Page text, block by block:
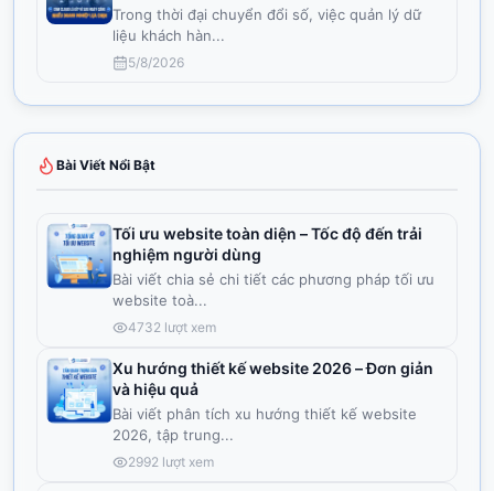
Trong thời đại chuyển đổi số, việc quản lý dữ
liệu khách hàn...
5/8/2026
Bài Viết Nổi Bật
Tối ưu website toàn diện – Tốc độ đến trải
nghiệm người dùng
Bài viết chia sẻ chi tiết các phương pháp tối ưu
website toà...
4732 lượt xem
Xu hướng thiết kế website 2026 – Đơn giản
và hiệu quả
Bài viết phân tích xu hướng thiết kế website
2026, tập trung...
2992 lượt xem